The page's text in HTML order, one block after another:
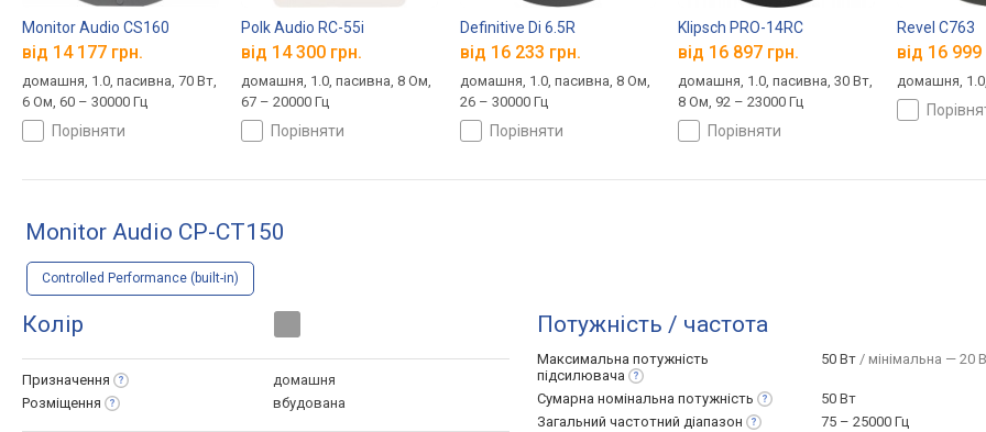
Monitor Audio CS160
від 14 177 грн.
домашня, 1.0, пасивна, 70 Вт,
6 Ом, 60 – 30000 Гц
порівняти
Polk Audio RC-55i
від 14 300 грн.
домашня, 1.0, пасивна, 8 Ом,
67 – 20000 Гц
порівняти
Definitive Di 6.5R
від 16 233 грн.
домашня, 1.0, пасивна, 8 Ом,
26 – 30000 Гц
порівняти
Klipsch PRO-14RC
від 16 897 грн.
домашня, 1.0, пасивна, 30 Вт,
8 Ом, 92 – 23000 Гц
порівняти
Revel C763
від 16 999
домашня,
Monitor Audio CP-CT150
Controlled Performance (built-in)
Колір
Призначення
домашня
Розміщення
вбудована
Потужність / частота
Максимальна потужність
підсилювача
50 Вт / мінімальна — 20
Сумарна номінальна потужність
50 Вт
Загальний частотний діапазон 75 – 25000 Гц